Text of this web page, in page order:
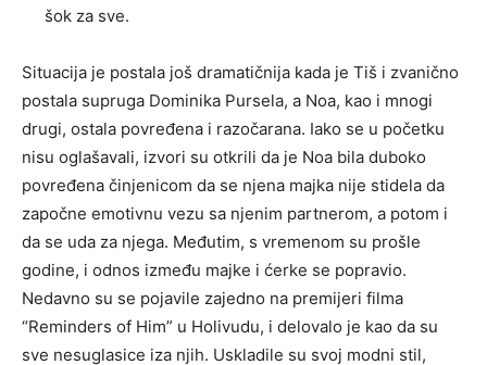
šok za sve.
Situacija je postala još dramatičnija kada je Tiš i zvanično
postala supruga Dominika Pursela, a Noa, kao i mnogi
drugi, ostala povređena i razočarana. Iako se u početku
nisu oglašavali, izvori su otkrili da je Noa bila duboko
povređena činjenicom da se njena majka nije stidela da
započne emotivnu vezu sa njenim partnerom, a potom i
da se uda za njega. Međutim, s vremenom su prošle
godine, i odnos između majke i ćerke se popravio.
Nedavno su se pojavile zajedno na premijeri filma
“Reminders of Him” u Holivudu, i delovalo je kao da su
sve nesuglasice iza njih. Uskladile su svoj modni stil,